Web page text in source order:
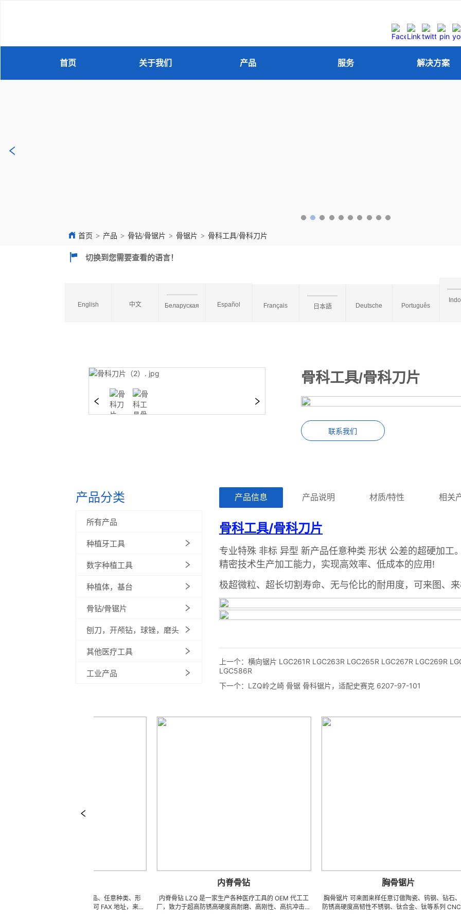
首页 关于我们 产品 服务 解决方案
首页 > 产品 > 骨钻/骨锯片 > 骨锯片 > 骨科工具/骨科刀片
切换到您需要查看的语言！
English 中文 Беларуская Español Français 日本語 Deutsche Português
骨科工具/骨科刀片
联系我们
产品分类
所有产品
种植牙工具
数字种植工具
种植体，基台
骨钻/骨锯片
刨刀，开颅钻，球锉，磨头
其他医疗工具
工业产品
ㅤㅤ产品信息ㅤㅤ ㅤㅤ产品说明ㅤㅤ ㅤㅤ材质/特性ㅤㅤ ㅤㅤ相关
上一个：横向锯片 LGC261R LGC263R LGC265R LGC267R LGC269R
LGC586R
下一个： LZQ岭之崎 骨锯 骨科锯片，适配史赛克 6207-97-101
殊、非标、异型、新产品、任意种类、形
硬加工。 ※ 如有类似，可 FAX 地址，来电
内脊骨钻
内脊骨钻 LZQ 是一家生产各种医疗工具的 OEM 代工工
厂，致力于超高防锈高硬度高耐磨、高刚性、高抗冲击、
胸骨锯片
胸骨锯片 可来图来样任意订做陶瓷、钨钢、钻石、超高
防锈高硬度高韧性不锈钢、钛合金、钛等系列 CNC 精密